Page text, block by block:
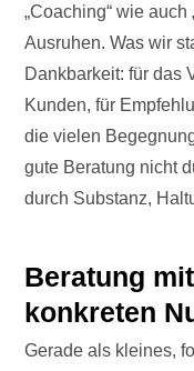
„Coaching“ wie
Ausruhen. Was wir
Dankbarkeit: für das
Kunden, für
die vielen
gute Beratung nicht
durch Substanz,
Beratung
konkreten
Gerade als kleines,